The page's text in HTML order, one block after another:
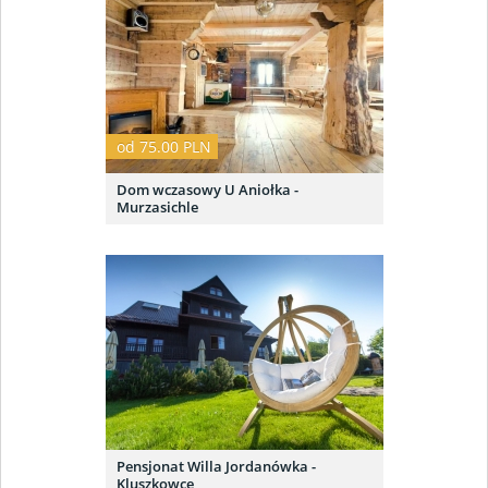
od 75.00 PLN
Dom wczasowy U Aniołka -
Murzasichle
Pensjonat Willa Jordanówka -
Kluszkowce